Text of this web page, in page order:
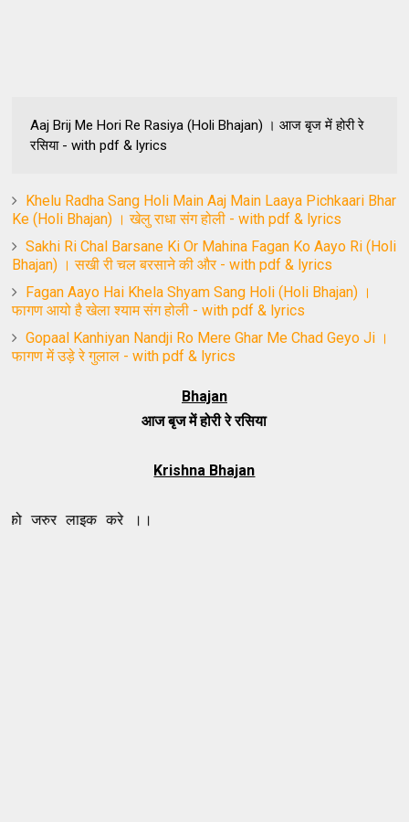
Aaj Brij Me Hori Re Rasiya (Holi Bhajan) । आज बृज में होरी रे
रसिया - with pdf & lyrics
Khelu Radha Sang Holi Main Aaj Main Laaya Pichkaari Bhar
Ke (Holi Bhajan) । खेलु राधा संग होली - with pdf & lyrics
Sakhi Ri Chal Barsane Ki Or Mahina Fagan Ko Aayo Ri (Holi
Bhajan) । सखी री चल बरसाने की और - with pdf & lyrics
Fagan Aayo Hai Khela Shyam Sang Holi (Holi Bhajan) ।
फागण आयो है खेला श्याम संग होली - with pdf & lyrics
Gopaal Kanhiyan Nandji Ro Mere Ghar Me Chad Geyo Ji ।
फागण में उड़े रे गुलाल - with pdf & lyrics
Bhajan
आज बृज में होरी रे रसिया
Krishna Bhajan
करे ।।